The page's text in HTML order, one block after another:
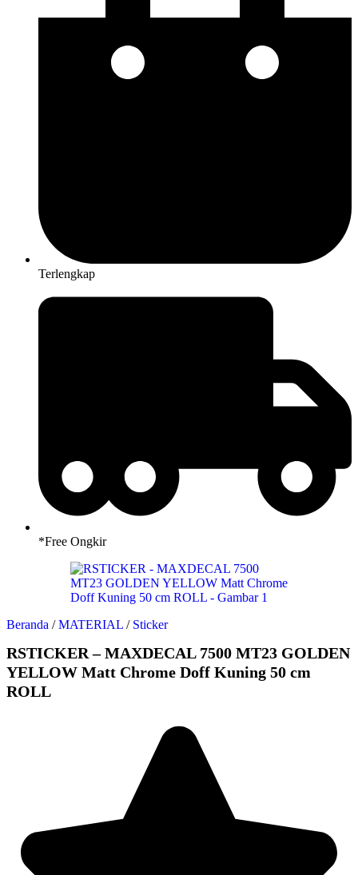
Terlengkap
*Free Ongkir
Beranda / MATERIAL / Sticker
RSTICKER – MAXDECAL 7500 MT23 GOLDEN
YELLOW Matt Chrome Doff Kuning 50 cm
ROLL